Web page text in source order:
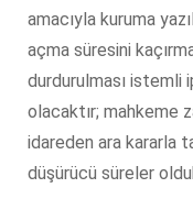
amacıyla kuruma
açma süresini
durdurulması istemli
olacaktır; mahkeme
idareden ara kararla
düşürücü süreler